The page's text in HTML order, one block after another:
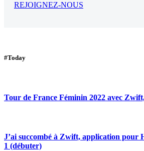
REJOIGNEZ-NOUS
#Today
Tour de France Féminin 2022 avec
J’ai succombé à Zwift, application pour
1 (débuter)